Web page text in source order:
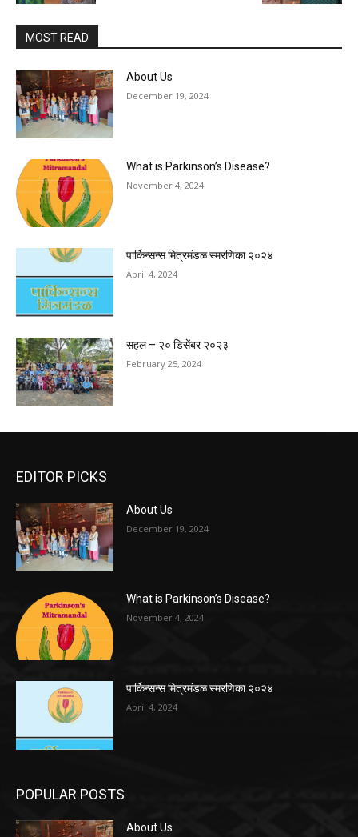
MOST READ
About Us
December 19, 2024
What is Parkinson’s Disease?
November 4, 2024
पार्किन्सन्स मित्रमंडळ स्मरणिका २०२४
April 4, 2024
सहल – २० डिसेंबर २०२३
February 25, 2024
EDITOR PICKS
About Us
December 19, 2024
What is Parkinson’s Disease?
November 4, 2024
पार्किन्सन्स मित्रमंडळ स्मरणिका २०२४
April 4, 2024
POPULAR POSTS
About Us